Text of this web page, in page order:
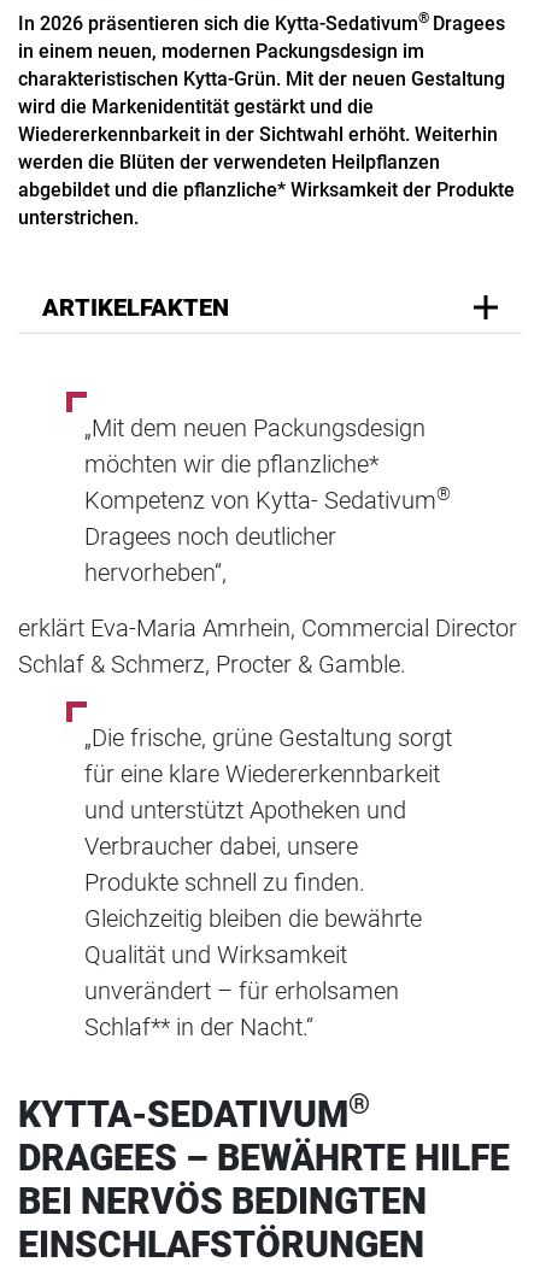
In 2026 präsentieren sich die Kytta-Sedativum® Dragees
in einem neuen, modernen Packungsdesign im
charakteristischen Kytta-Grün. Mit der neuen Gestaltung
wird die Markenidentität gestärkt und die
Wiedererkennbarkeit in der Sichtwahl erhöht. Weiterhin
werden die Blüten der verwendeten Heilpflanzen
abgebildet und die pflanzliche* Wirksamkeit der Produkte
unterstrichen.
ARTIKELFAKTEN
„Mit dem neuen Packungsdesign
möchten wir die pflanzliche*
Kompetenz von Kytta- Sedativum®
Dragees noch deutlicher
hervorheben“,
erklärt Eva-Maria Amrhein, Commercial Director
Schlaf & Schmerz, Procter & Gamble.
„Die frische, grüne Gestaltung sorgt
für eine klare Wiedererkennbarkeit
und unterstützt Apotheken und
Verbraucher dabei, unsere
Produkte schnell zu finden.
Gleichzeitig bleiben die bewährte
Qualität und Wirksamkeit
unverändert – für erholsamen
Schlaf** in der Nacht.“
KYTTA-SEDATIVUM®
DRAGEES – BEWÄHRTE HILFE
BEI NERVÖS BEDINGTEN
EINSCHLAFSTÖRUNGEN